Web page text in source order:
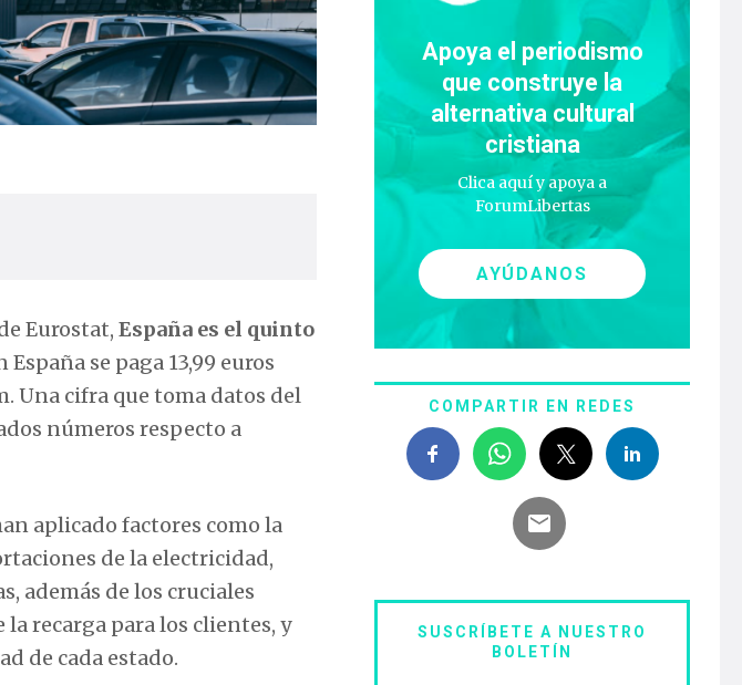
Eurostat, España es el quinto
se paga 13,99 euros
Una cifra que toma datos del
números respecto a
aplicado factores como la
de la electricidad,
además de los cruciales
recarga para los clientes, y
de cada estado.
Apoya el periodismo
que construye la
alternativa cultural
cristiana
Clica aquí y apoya a
ForumLibertas
AYÚDANOS
COMPARTIR EN REDES
SUSCRÍBETE A NUESTRO
BOLETÍN